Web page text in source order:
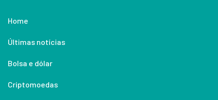
Home
Últimas notícias
Bolsa e dólar
Criptomoedas